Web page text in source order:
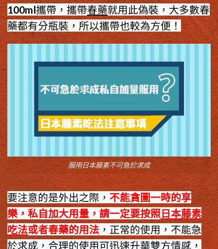
100ml攜帶，攜帶春藥就用此偽裝，大多數春
藥都有分瓶裝，所以攜帶也較為方便！
服用日本藤素不可急於求成
要注意的是外出之際， 不能貪圖一時的享
樂，私自加大用量，請一定要按照日本藤素
吃法或者春藥的用法 ，正常的使用，不能急
於求成，合理的使用可迅速升華雙方情感，